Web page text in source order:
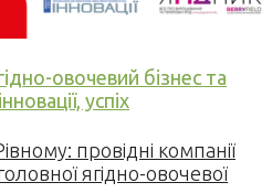
овочевий бізнес та
успіх
провідні компанії
ягідно-овочевої